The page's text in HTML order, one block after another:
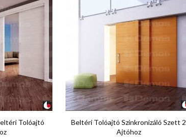
Tolóajtó
Beltéri Tolóajtó Szinkronizáló Szett 2
Ajtóhoz
Előnézet